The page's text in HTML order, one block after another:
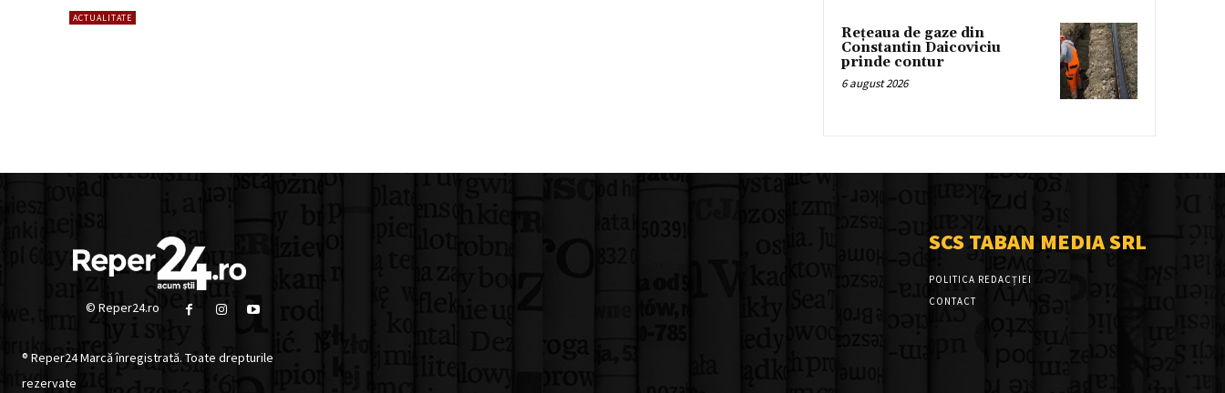
ACTUALITATE
Rețeaua de gaze din
Constantin Daicoviciu
prinde contur
6 august 2026
© Reper24.ro
® Reper24 Marcă înregistrată. Toate drepturile
rezervate
SCS TABAN MEDIA SRL
POLITICA REDACȚIEI
CONTACT